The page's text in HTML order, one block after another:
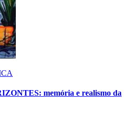
memória e realismo da